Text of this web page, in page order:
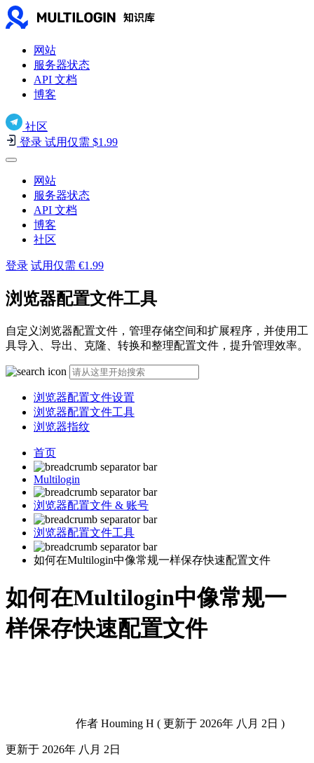
网站
服务器状态
API 文档
博客
社区
登录 试用仅需 $1.99
网站
服务器状态
API 文档
博客
社区
登录 试用仅需 €1.99
浏览器配置文件工具
自定义浏览器配置文件，管理存储空间和扩展程序，并使用工
具导入、导出、克隆、转换和整理配置文件，提升管理效率。
浏览器配置文件设置
浏览器配置文件工具
浏览器指纹
首页
Multilogin
浏览器配置文件 & 账号
浏览器配置文件工具
如何在Multilogin中像常规一样保存快速配置文件
如何在Multilogin中像常规一
样保存快速配置文件
作者 Houming H ( 更新于 2026年 八月 2日 )
更新于 2026年 八月 2日